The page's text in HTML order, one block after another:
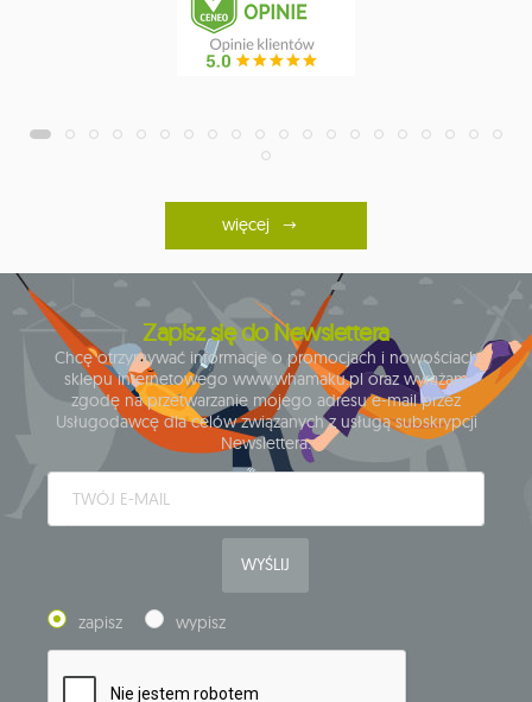
więcej
Zapisz się do Newslettera
Chcę otrzymywać informacje o promocjach i nowościach
sklepu internetowego www.whamaku.pl oraz wyrażam
zgodę na przetwarzanie mojego adresu e-mail przez
Usługodawcę dla celów związanych z usługą subskrypcji
Newslettera.
WYŚLIJ
zapisz wypisz